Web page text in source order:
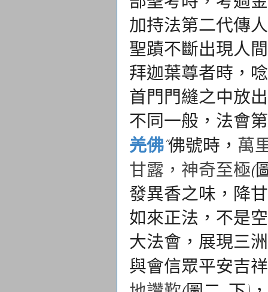
加持法第二代傳
聖蹟不斷出現人
拜迦葉尊者時，
首門門縫之中放
不同一般，法會
羌佛”佛號時， 萬
甘露，神奇至極(
發異香之味，降
如來正法，不是
大法會，展現三
與會信眾平安吉